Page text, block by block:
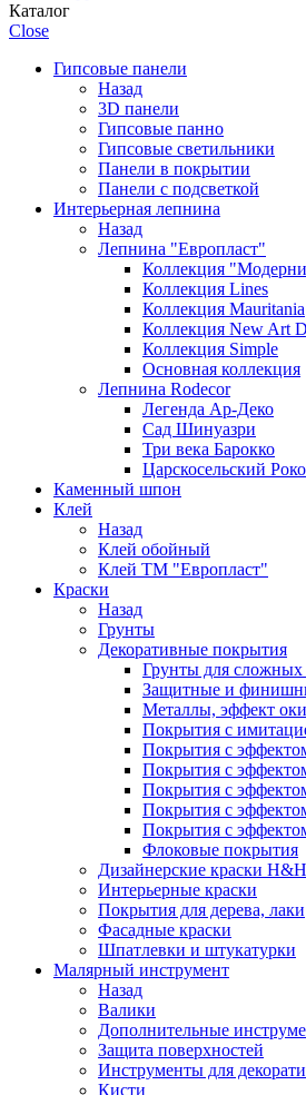
Каталог
Close
Гипсовые панели
Назад
3D панели
Гипсовые панно
Гипсовые светильники
Панели в покрытии
Панели с подсветкой
Интерьерная лепнина
Назад
Лепнина "Европласт"
Коллекция
Коллекция Lines
Коллекция Mauritania
Коллекция New Art
Коллекция Simple
Основная коллекция
Лепнина Rodecor
Легенда Ар-Деко
Сад Шинуазри
Три века Барокко
Царскосельский
Каменный шпон
Клей
Назад
Клей обойный
Клей ТМ "Европласт"
Краски
Назад
Грунты
Декоративные покрытия
Грунты для сложных
Защитные и
Металлы, эффект
Покрытия с
Покрытия с
Покрытия с
Покрытия с
Покрытия с
Покрытия с
Флоковые покрытия
Дизайнерские краски H&H
Интерьерные краски
Покрытия для дерева, лаки
Фасадные краски
Шпатлевки и штукатурки
Малярный инструмент
Назад
Валики
Дополнительные
Защита поверхностей
Инструменты для
Кисти